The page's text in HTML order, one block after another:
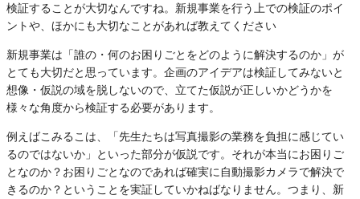
検証することが大切なんですね。新規事業を行う上での検証のポイ
ントや、ほかにも大切なことがあれば教えてください
新規事業は「誰の・何のお困りごとをどのように解決するのか」が
とても大切だと思っています。企画のアイデアは検証してみないと
想像・仮説の域を脱しないので、立てた仮説が正しいかどうかを
様々な角度から検証する必要があります。
例えばこみるこは、「先生たちは写真撮影の業務を負担に感じてい
るのではないか」といった部分が仮説です。それが本当にお困りご
となのか？お困りごとなのであれば確実に自動撮影カメラで解決で
きるのか？ということを実証していかねばなりません。つまり、新